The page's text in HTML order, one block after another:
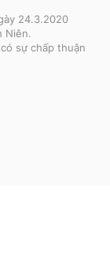
24.3.2020
Niên.
sự chấp thuận